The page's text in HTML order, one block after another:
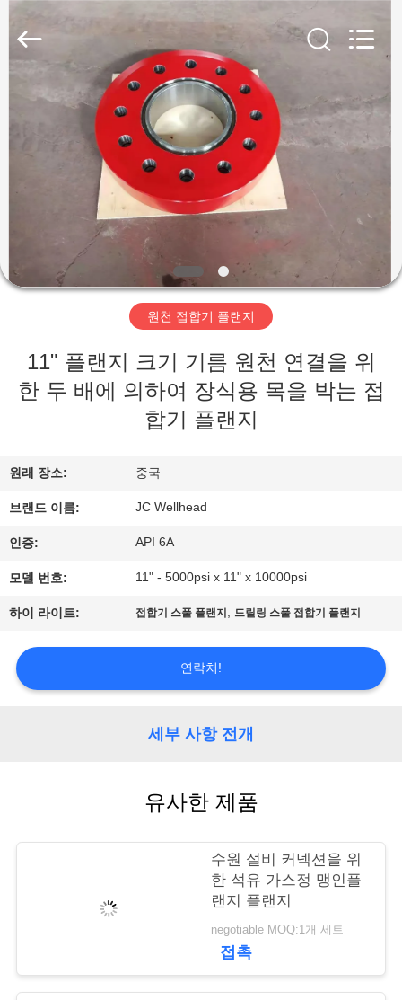
품
우
리
하
공
장
여
행
품
연
요
2019
2026
원천 접합기 플랜지
11" 플랜지 크기 기름 원천 연결을 위
한 두 배에 의하여 장식용 목을 박는 접
합기 플랜지
원래 장소: 중국
브랜드 이름: JC Wellhead
인증: API 6A
모델 번호: 11" - 5000psi x 11" x 10000psi
하이 라이트: 접합기 스풀 플랜지 , 드릴링 스풀 접합기 플랜지
연락처!
세부 사항 전개
유사한 제품
수원 설비 커넥션을 위
한 석유 가스정 맹인플
랜지 플랜지
negotiable MOQ:1개 세트
접촉